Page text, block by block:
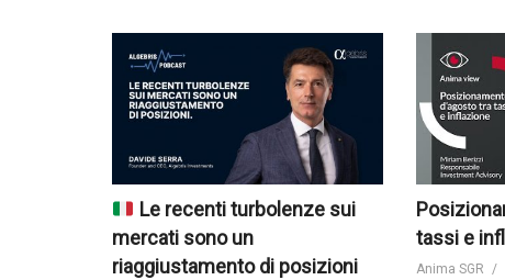
Le recenti turbolenze sui
mercati sono un
riaggiustamento di posizioni
tassi e
Anima SGR